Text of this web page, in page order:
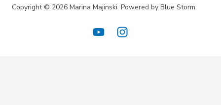
Copyright © 2026 Marina Majinski. Powered by Blue Storm